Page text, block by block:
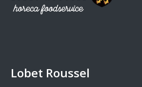
Lobet Roussel